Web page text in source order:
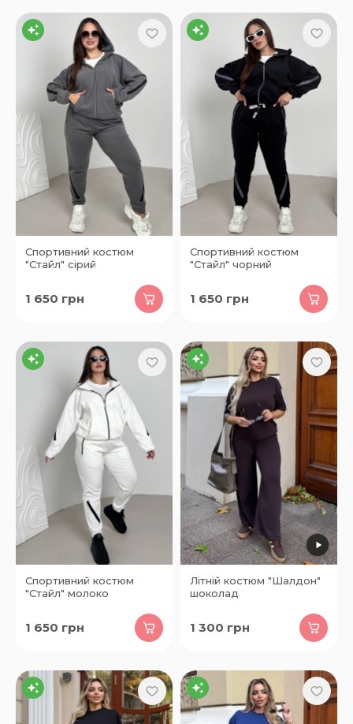
Спортивний костюм
"Стайл" сірий
1 650 грн
Спортивний костюм
"Стайл" чорний
1 650 грн
Спортивний костюм
"Стайл" молоко
1 650 грн
Літній костюм "Шалдон"
шоколад
1 300 грн